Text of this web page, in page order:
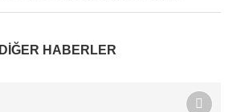
DİĞER HABERLER